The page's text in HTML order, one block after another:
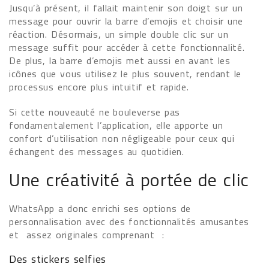
Jusqu’à présent, il fallait maintenir son doigt sur un
message pour ouvrir la barre d’emojis et choisir une
réaction. Désormais, un simple double clic sur un
message suffit pour accéder à cette fonctionnalité.
De plus, la barre d’emojis met aussi en avant les
icônes que vous utilisez le plus souvent, rendant le
processus encore plus intuitif et rapide.
Si cette nouveauté ne bouleverse pas
fondamentalement l’application, elle apporte un
confort d’utilisation non négligeable pour ceux qui
échangent des messages au quotidien.
Une créativité à portée de clic
WhatsApp a donc enrichi ses options de
personnalisation avec des fonctionnalités amusantes
et assez originales comprenant :
Des stickers selfies